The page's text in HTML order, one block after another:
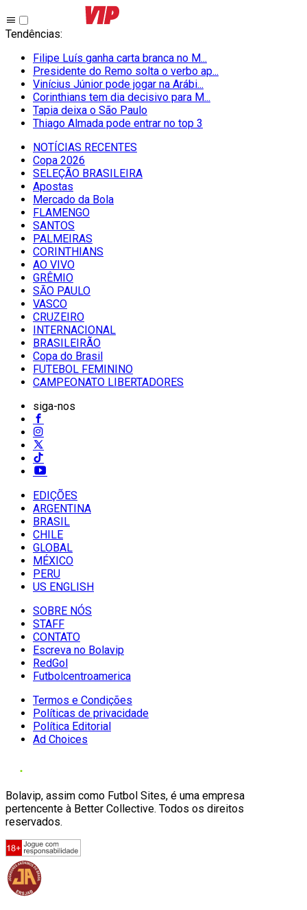
Tendências:
Filipe Luís ganha carta branca no M...
Presidente do Remo solta o verbo ap...
Vinícius Júnior pode jogar na Arábi...
Corinthians tem dia decisivo para M...
Tapia deixa o São Paulo
Thiago Almada pode entrar no top 3
NOTÍCIAS RECENTES
Copa 2026
SELEÇÃO BRASILEIRA
Apostas
Mercado da Bola
FLAMENGO
SANTOS
PALMEIRAS
CORINTHIANS
AO VIVO
GRÊMIO
SĀO PAULO
VASCO
CRUZEIRO
INTERNACIONAL
BRASILEIRÃO
Copa do Brasil
FUTEBOL FEMININO
CAMPEONATO LIBERTADORES
siga-nos
EDIÇÕES
ARGENTINA
BRASIL
CHILE
GLOBAL
MÉXICO
PERU
US ENGLISH
SOBRE NÓS
STAFF
CONTATO
Escreva no Bolavip
RedGol
Futbolcentroamerica
Termos e Condições
Políticas de privacidade
Política Editorial
Ad Choices
Bolavip, assim como Futbol Sites, é uma empresa
pertencente à Better Collective. Todos os direitos
reservados.